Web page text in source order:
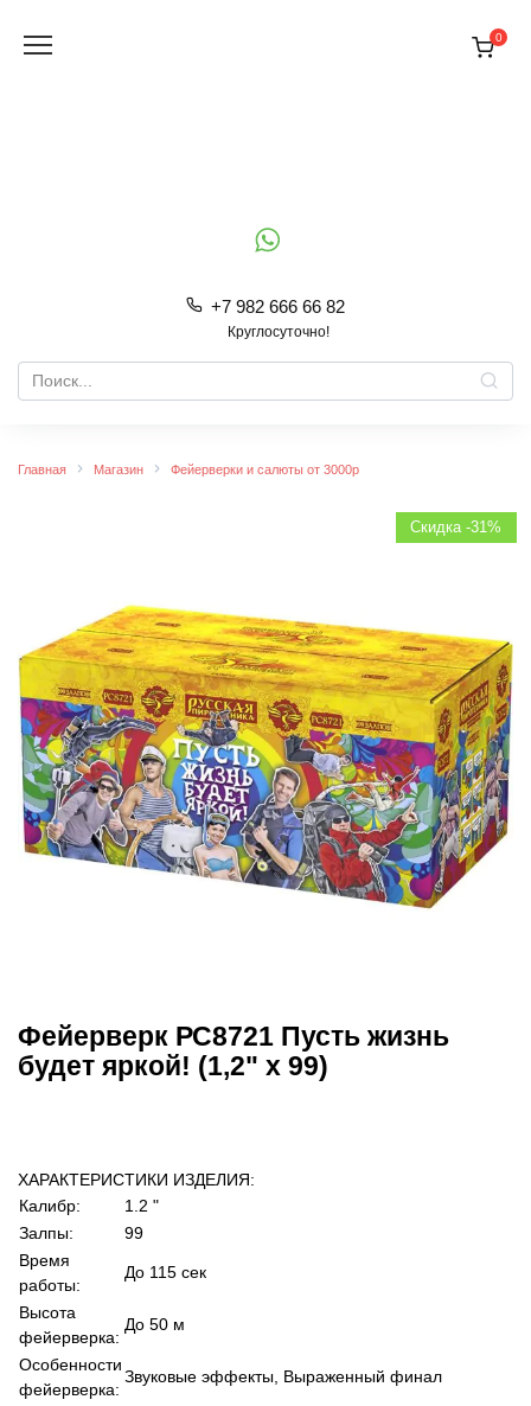
содержанию
+7 982 666 66 82
Круглосуточно!
Search
for:
0
Главная Магазин Фейерверки и салюты от 3000р
Скидка -31%
Фейерверк РС8721 Пусть жизнь
будет яркой! (1,2" х 99)
ХАРАКТЕРИСТИКИ ИЗДЕЛИЯ:
Калибр:
1.2 "
Залпы:
99
Время
работы:
До 115 сек
Высота
фейерверка:
До 50 м
Особенности
фейерверка:
Звуковые эффекты, Выраженный финал